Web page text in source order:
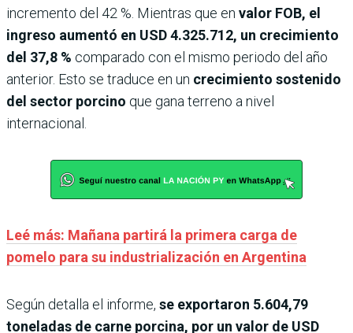
incremento del 42 %. Mientras que en valor FOB, el
ingreso aumentó en USD 4.325.712, un crecimiento
del 37,8 % comparado con el mismo periodo del año
anterior. Esto se traduce en un crecimiento sostenido
del sector porcino que gana terreno a nivel
internacional.
Leé más: Mañana partirá la primera carga de
pomelo para su industrialización en Argentina
Según detalla el informe, se exportaron 5.604,79
toneladas de carne porcina, por un valor de USD